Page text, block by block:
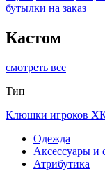
бутылки на заказ
Кастом
смотреть все
Тип
Клюшки игроков
Одежда
Аксессуары и
Атрибутика